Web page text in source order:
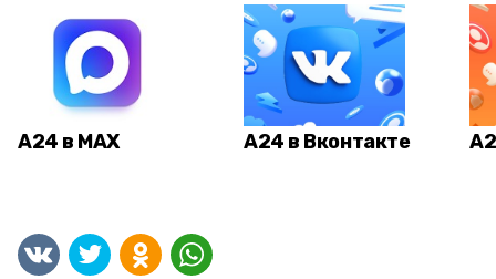
А24 в MAX А24 в Вконтакте